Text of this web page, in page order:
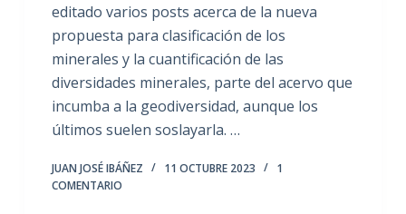
editado varios posts acerca de la nueva
propuesta para clasificación de los
minerales y la cuantificación de las
diversidades minerales, parte del acervo que
incumba a la geodiversidad, aunque los
últimos suelen soslayarla. …
JUAN JOSÉ IBÁÑEZ 11 OCTUBRE 2023
1
COMENTARIO